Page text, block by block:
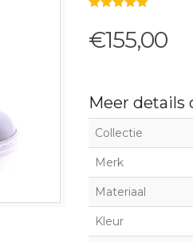
€155,00
Meer details
Collectie
Merk
Materiaal
Kleur